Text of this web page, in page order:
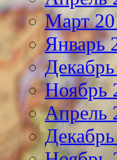
Март
Январь
Ноябрь
Апрель